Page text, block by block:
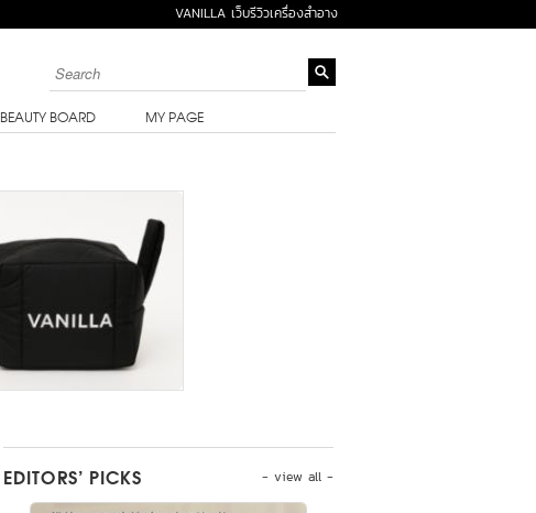
VANILLA เว็บรีวิวเครื่องสำอาง
BEAUTY BOARD MY PAGE
- view all -
EDITORS’ PICKS